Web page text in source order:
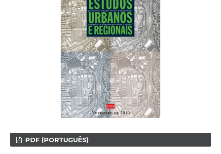
PDF (PORTUGUÊS)